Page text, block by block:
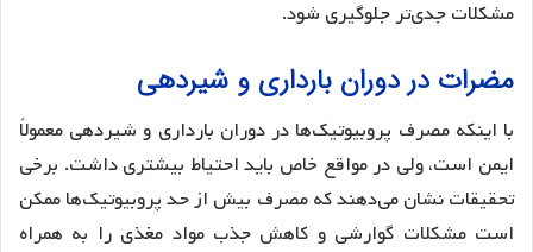
مشکلات جدی‌تر جلوگیری شود.
مضرات در دوران بارداری و شیردهی
با اینکه مصرف پروبیوتیک‌ها در دوران بارداری و شیردهی معمولاً
ایمن است، ولی در مواقع خاص باید احتیاط بیشتری داشت. برخی
تحقیقات نشان می‌دهند که مصرف بیش از حد پروبیوتیک‌ها ممکن
است مشکلات گوارشی و کاهش جذب مواد مغذی را به همراه